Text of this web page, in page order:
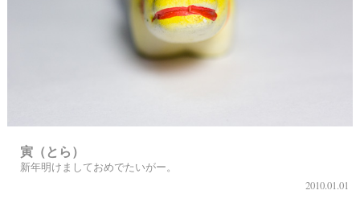
寅（とら）
新年明けましておめでたいがー。
2010.01.01